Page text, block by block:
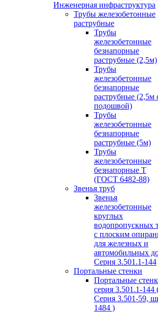
Инженерная инфраструктура
Трубы железобетонные
раструбные
Трубы
железобетонные
безнапорные
раструбные (2,5м)
Трубы
железобетонные
безнапорные
раструбные (2,5м
подошвой)
Трубы
железобетонные
безнапорные
раструбные (5м)
Трубы
железобетонные
безнапорные Т
(ГОСТ 6482-88)
Звенья труб
Звенья
железобетонные
круглых
водопропускных
с плоским
для железных и
автомобильных
Серия 3.501.1-144
Портальные стенки
Портальные
серия 3.501.1-144
Серия 3.501-59,
1484 )